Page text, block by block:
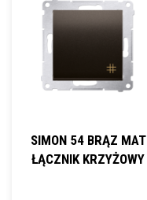
SIMON 54 BRĄZ MAT
ŁĄCZNIK KRZYŻOWY